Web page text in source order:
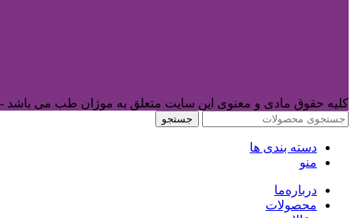
کلیه حقوق مادی و معنوی این سایت متعلق به موژان طب می باشد -
جستجو
دسته بندی ها
منو
درباره‌ما
محصولات